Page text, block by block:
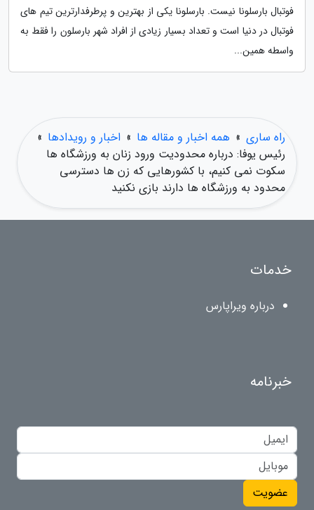
فوتبال بارسلونا نیست. بارسلونا یکی از بهترین و پرطرفدارترین تیم های
فوتبال در دنیا است و تعداد بسیار زیادی از افراد شهر بارسلون را فقط به
واسطه همین...
راه ساری » همه اخبار و مقاله ها » اخبار و رویدادها »
رئیس یوفا: درباره محدودیت ورود زنان به ورزشگاه ها
سکوت نمی کنیم، با کشورهایی که زن ها دسترسی
محدود به ورزشگاه ها دارند بازی نکنید
خدمات
درباره ویراپارس
خبرنامه
عضویت